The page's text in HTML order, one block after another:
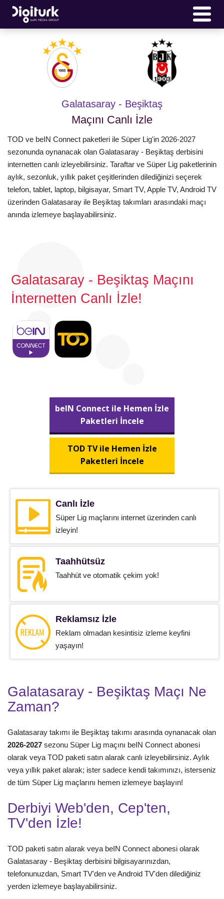
Galatasaray - Beşiktaş
Maçını Canlı İzle
TOD ve beIN Connect paketleri ile Süper Lig'in 2026-2027
sezonunda oynanacak olan Galatasaray - Beşiktaş derbisini
internetten canlı izleyebilirsiniz. Taraftar ve Süper Lig paketlerinin
aylık, sezonluk, yıllık paket çeşitlerinden dilediğinizi seçerek
telefon, tablet, laptop, bilgisayar, Smart TV, Apple TV, Android TV
üzerinden Galatasaray ile Beşiktaş takımları arasındaki maçı
anında izlemeye başlayabilirsiniz.
Galatasaray - Beşiktaş Maçını
İnternetten Canlı İzle!
beIN Connect ile Hemen İzle
Paketleri İncele
TOD TV ile Hemen İzle
Paketleri İncele
Canlı İzle
Süper Lig maçlarını internet üzerinden canlı
izleyin!
Taahhütsüz
Taahhüt ve otomatik çekim yok!
Reklamsız İzle
Reklam olmadan kesintisiz izleme keyfini
yaşayın!
Galatasaray - Beşiktaş Maçı Ne
Zaman?
Galatasaray takımı ile Beşiktaş takımı arasında oynanacak olan
2026-2027 sezonu Süper Lig maçını beIN Connect abonesi
olarak veya TOD paketi satın alarak canlı izleyebilirsiniz. Aylık
veya yıllık paket alarak; ister sadece kendi takımınızı, isterseniz
de tüm Süper Lig maçlarını hemen izlemeye başlayın!
Derbiyi Web'den, Cep'ten,
TV'den İzle!
TOD paketi satın alarak veya beIN Connect abonesi olarak
Galatasaray - Beşiktaş derbisini bilgisayarınızdan,
telefonunuzdan, Smart TV'den ve Android TV'den dilediğiniz
yerden izlemeye başlayabilirsiniz.